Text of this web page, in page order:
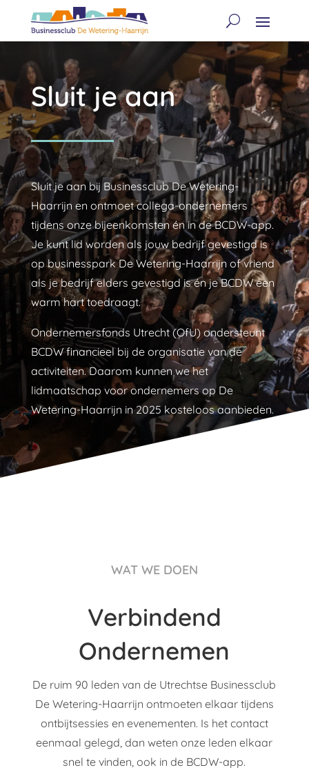
Sluit je aan
Sluit je aan bij Businessclub De Wetering-
Haarrijn en ontmoet collega-ondernemers
tijdens onze bijeenkomsten én in de BCDW-app.
Je kunt lid worden als jouw bedrijf gevestigd is
op businesspark De Wetering-Haarrijn of vriend
als je bedrijf elders gevestigd is én je BCDW een
warm hart toedraagt.
Ondernemersfonds Utrecht (OfU) ondersteunt
BCDW financieel bij de organisatie van de
activiteiten. Daarom kunnen we het
lidmaatschap voor ondernemers op De
Wetering-Haarrijn in 2025 kosteloos aanbieden.
WAT WE DOEN
Verbindend
Ondernemen
De ruim 90 leden van de Utrechtse Businessclub
De Wetering-Haarrijn ontmoeten elkaar tijdens
ontbijtsessies en evenementen. Is het contact
eenmaal gelegd, dan weten onze leden elkaar
snel te vinden, ook in de BCDW-app.